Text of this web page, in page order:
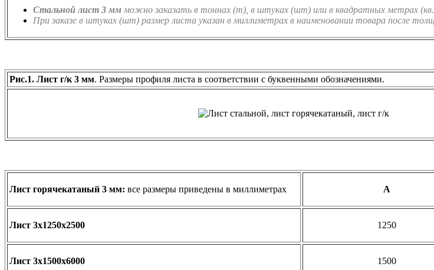
Стальной лист 3 мм можно заказать в тоннах (т), в штуках (шт) или в квадратных метрах
При заказе в штуках (шт) размер листа указан в миллиметрах в наименовании товара после
Рис.1. Лист г/к 3 мм. Размеры профиля листа в соответствии с буквенными обозначениями.
Лист горячекатаный 3 мм: все размеры приведены в миллиметрах А
Лист 3х1250х2500 1250
Лист 3х1500х6000 1500